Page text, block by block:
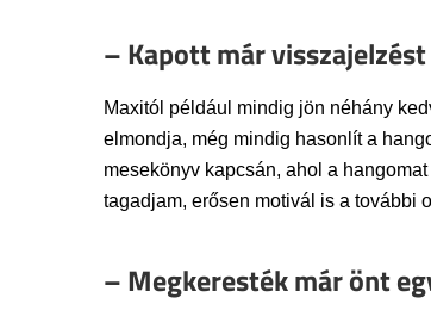
– Kapott már
Maxitól például mindig jön néhány
elmondja, még mindig hasonlít a
mesekönyv kapcsán, ahol a
tagadjam, erősen motivál is a további
– Megkeresték már önt